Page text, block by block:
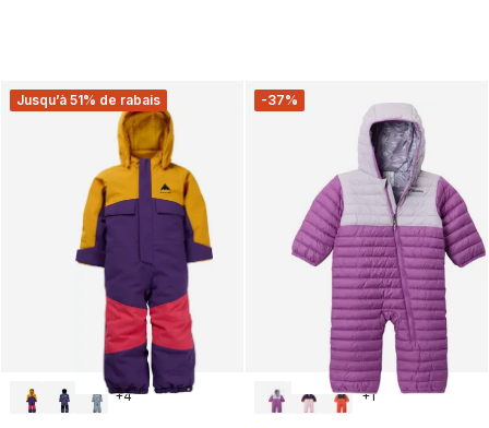
Jusqu’à 51% de rabais
+4
-37%
+1